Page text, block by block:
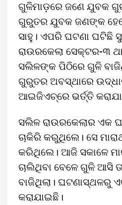
ଗୁଳିମାଡ଼ରେ ଜଣେ ଯୁବକ
ଗୁରୁତର ଯୁବକ ଜଣଙ୍କ
ସାହୁ। ଏପରି ଘଟଣା ଘଟିଛି
ରାଉରକେଲା ସେକ୍ଟର-୩
ସଲିଳଙ୍କ ପିଠିରେ ଗୁଳି
ଗୁରୁତର ଅବସ୍ଥାରେ
ଆଇଜିଏଚ୍‌ରେ ଭର୍ତ୍ତି
ସଲିଳ ରାଉରକେଲାର ଏକ
ଚାକିରି କରୁଥିଲେ। ସେ
କରିଥିଲେ। ଆଜି ସକାଳେ
ଚାଲିଥିବା ବେଳେ ଗୁଳି ଆସି
ବାଜିଥିଲା। ଘଟଣାସ୍ଥଳରୁ
କରାଯାଇଛି।